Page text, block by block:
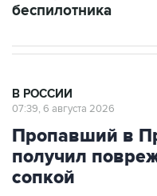
беспилотника
В РОССИИ
07:39, 6 августа 2026
Пропавший в
получил
сопкой